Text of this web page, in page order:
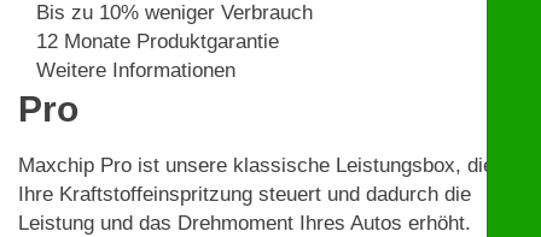
Bis zu 10% weniger Verbrauch
12 Monate Produktgarantie
Weitere Informationen
Pro
Maxchip Pro ist unsere klassische Leistungsbox, die
Ihre Kraftstoffeinspritzung steuert und dadurch die
Leistung und das Drehmoment Ihres Autos erhöht.